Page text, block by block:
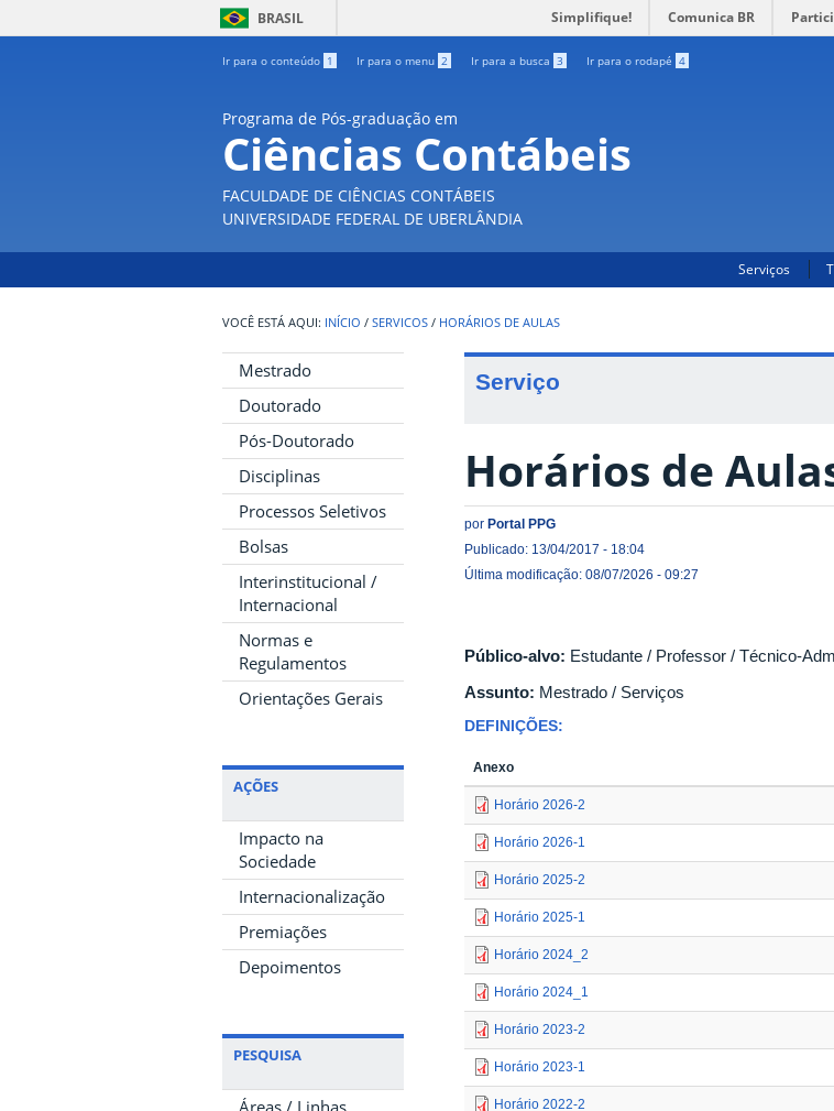
BRASIL Simplifique! Comunica BR
Ir para o conteúdo 1 Ir para o menu 2 Ir para a busca 3 Ir para o rodapé 4
Programa de Pós-graduação em
Ciências Contábeis
FACULDADE DE CIÊNCIAS CONTÁBEIS
UNIVERSIDADE FEDERAL DE UBERLÂNDIA
Serviços
INÍCIO / SERVICOS / HORÁRIOS DE AULAS
Mestrado
Doutorado
Pós-Doutorado
Disciplinas
Processos Seletivos
Bolsas
Interinstitucional /
Internacional
Normas e
Regulamentos
Orientações Gerais
AÇÕES
Impacto na
Sociedade
Internacionalização
Premiações
Depoimentos
PESQUISA
Áreas / Linhas
Serviço
Horários de
por Portal PPG
Publicado: 13/04/2017 - 18:04
Última modificação: 08/07/2026 - 09:27
Público-alvo: Estudante / Professor / Técnico-
Assunto: Mestrado / Serviços
DEFINIÇÕES:
Anexo
Horário 2026-2
Horário 2026-1
Horário 2025-2
Horário 2025-1
Horário 2024_2
Horário 2024_1
Horário 2023-2
Horário 2023-1
Horário 2022-2